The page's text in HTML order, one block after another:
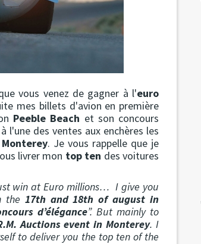
vous venez de gagner à l'euro
mes billets d'avion en première
Peeble Beach et son concours
l'une des ventes aux enchères les
. Je vous rappelle que je
livrer mon top ten des voitures
win at Euro millions… I give you
the 17th and 18th of august in
d’élégance”. But mainly to
Auctions event in Monterey. I
to deliver you the top ten of the